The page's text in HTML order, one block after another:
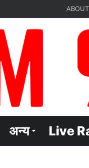
अन्य Live